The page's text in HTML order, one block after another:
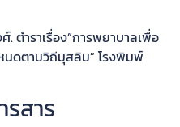
ตำราเรื่อง”การพยาบาลเพื่อ
นดตามวิถีมุสลิม” โรงพิมพ์
สาร